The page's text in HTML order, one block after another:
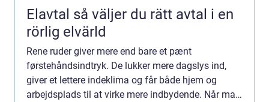
Elavtal så väljer du rätt avtal i en
rörlig elvärld
Rene ruder giver mere end bare et pænt
førstehåndsindtryk. De lukker mere dagslys ind,
giver et lettere indeklima og får både hjem og
arbejdsplads til at virke mere indbydende. Når man